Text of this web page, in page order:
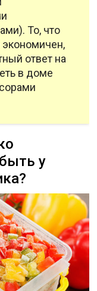
То, что
ответ на
в доме
у